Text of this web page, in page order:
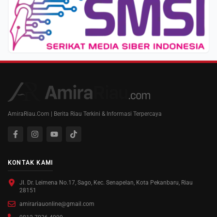
AmiraRiau.Com | Berita Riau Terkini & Informasi Terpercaya
KONTAK KAMI
Jl. Dr. Leimena No.17, Sago, Kec. Senapelan, Kota Pekanbaru, Riau
28151
amirariauonline@gmail.com